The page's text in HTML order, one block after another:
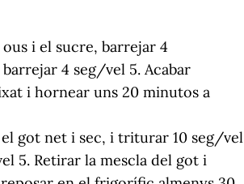
i el sucre, barrejar 4
4 seg/vel 5. Acabar
i hornear uns 20 minutos a
got net i sec, i triturar 10 seg/vel
5. Retirar la mescla del got i